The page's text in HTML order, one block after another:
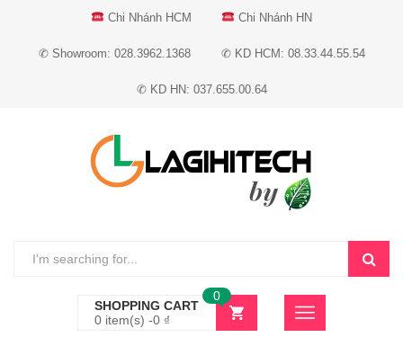
Chi Nhánh HCM Chi Nhánh HN
✆ Showroom: 028.3962.1368 ✆ KD HCM: 08.33.44.55.54
✆ KD HN: 037.655.00.64
SHOPPING CART
0 item(s) -0 ₫
0